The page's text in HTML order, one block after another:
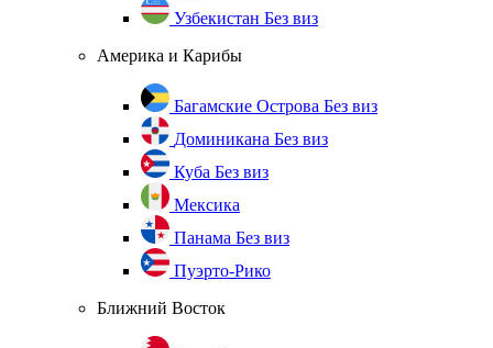
Узбекистан Без виз
Америка и Карибы
Багамские Острова Без виз
Доминикана Без виз
Куба Без виз
Мексика
Панама Без виз
Пуэрто-Рико
Ближний Восток